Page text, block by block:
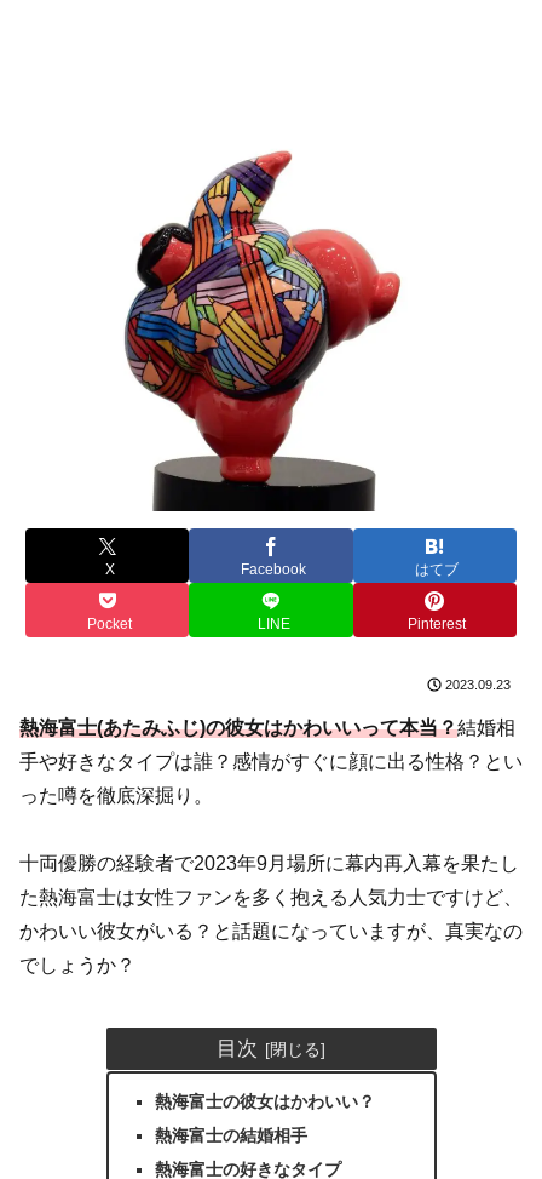
X Facebook はてブ
Pocket LINE Pinterest
2023.09.23
熱海富士(あたみふじ)の彼女はかわいいって本当？結婚相
手や好きなタイプは誰？感情がすぐに顔に出る性格？とい
った噂を徹底深掘り。
十両優勝の経験者で2023年9月場所に幕内再入幕を果たし
た熱海富士は女性ファンを多く抱える人気力士ですけど、
かわいい彼女がいる？と話題になっていますが、真実なの
でしょうか？
目次
熱海富士の彼女はかわいい？
熱海富士の結婚相手
熱海富士の好きなタイプ